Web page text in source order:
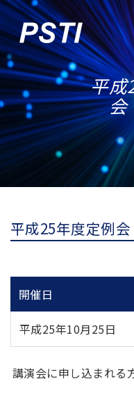
平成
平成25年度定例
開催日
平成25年10月25日
講演会に申し込まれる